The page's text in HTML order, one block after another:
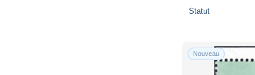
Statut
Nouveau